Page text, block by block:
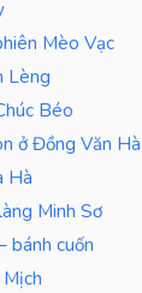
Mèo Vạc
Lèng
Béo
ở Đồng Văn
Hà
Minh Sơ
bánh cuốn